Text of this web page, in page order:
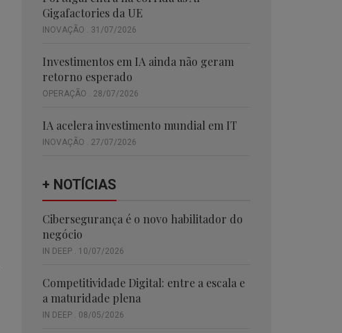
Gigafactories da UE
INOVAÇÃO . 31/07/2026
Investimentos em IA ainda não geram
retorno esperado
OPERAÇÃO . 28/07/2026
IA acelera investimento mundial em IT
INOVAÇÃO . 27/07/2026
+ NOTÍCIAS
Cibersegurança é o novo habilitador do
negócio
IN DEEP . 10/07/2026
Competitividade Digital: entre a escala e
a maturidade plena
IN DEEP . 08/05/2026